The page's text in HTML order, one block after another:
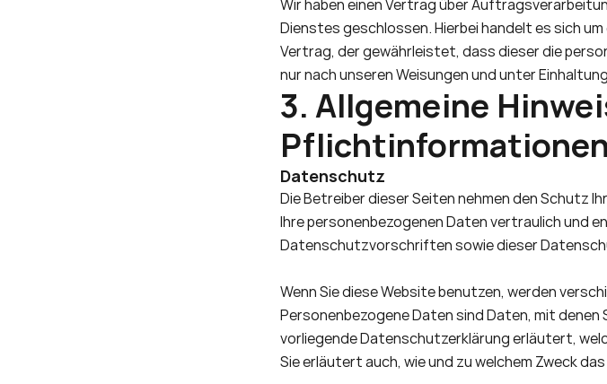
Wir haben einen Vertrag über
Dienstes geschlossen. Hierbei handelt es sich
Vertrag, der gewährleistet, dass dieser die
nur nach unseren Weisungen und unter
3. Allgemeine
Pflichtinformationen
Datenschutz
Die Betreiber dieser Seiten nehmen den Schutz
Ihre personenbezogenen Daten vertraulich und
Datenschutzvorschriften sowie dieser
Wenn Sie diese Website benutzen, werden
Personenbezogene Daten sind Daten, mit
vorliegende Datenschutzerklärung erläutert,
Sie erläutert auch, wie und zu welchem Zweck